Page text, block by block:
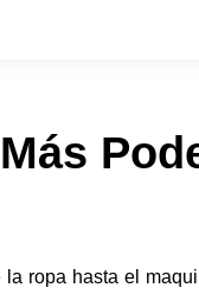
ropa hasta el